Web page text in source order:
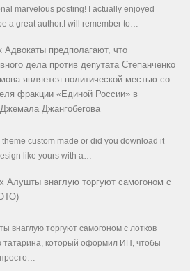
marvelous posting! I actually enjoyed
a great author.I will remember to…
Адвокаты предполагают, что
дела против депутата Степанченко
является политической местью со
фракции «Единой России» в
Джангобегова
custom made or did you download it
like yours with a…
Алушты внаглую торгуют самогоном с
внаглую торгуют самогоном с лотков
который оформил ИП, чтобы